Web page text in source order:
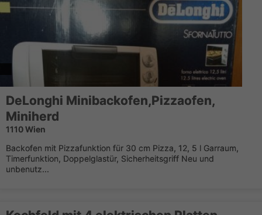
DeLonghi Minibackofen,Pizzaofen,
Miniherd
1110 Wien
Backofen mit Pizzafunktion für 30 cm Pizza, 12, 5 l Garraum,
Timerfunktion, Doppelglastür, Sicherheitsgriff Neu und
unbenutz...